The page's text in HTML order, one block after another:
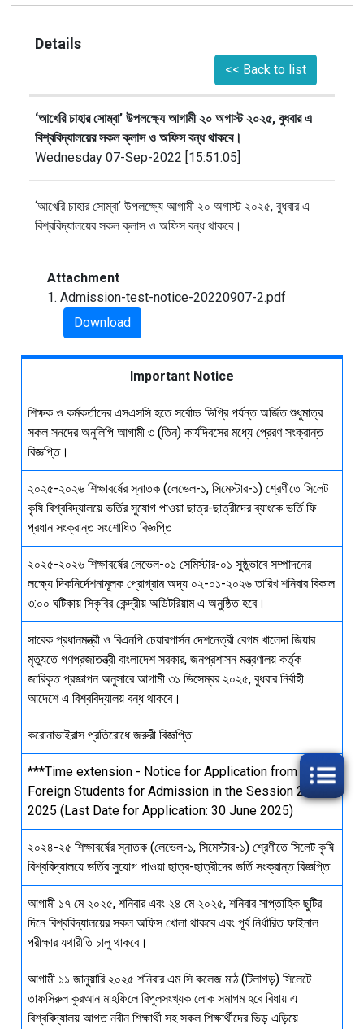
Details
<< Back to list
‘আখেরি চাহার সোম্বা’ উপলক্ষ্যে আগামী ২০ অগাস্ট ২০২৫, বুধবার এ
বিশ্ববিদ্যালয়ের সকল ক্লাস ও অফিস বন্ধ থাকবে।
Wednesday 07-Sep-2022 [15:51:05]
‘আখেরি চাহার সোম্বা’ উপলক্ষ্যে আগামী ২০ অগাস্ট ২০২৫, বুধবার এ
বিশ্ববিদ্যালয়ের সকল ক্লাস ও অফিস বন্ধ থাকবে।
Attachment
1. Admission-test-notice-20220907-2.pdf
Download
Important Notice
শিক্ষক ও কর্মকর্তাদের এসএসসি হতে সর্বোচ্চ ডিগ্রি পর্যন্ত অর্জিত শুধুমাত্র
সকল সনদের অনুলিপি আগামী ৩ (তিন) কার্যদিবসের মধ্যে প্রেরণ সংক্রান্ত
বিজ্ঞপ্তি।
২০২৫-২০২৬ শিক্ষাবর্ষের স্নাতক (লেভেল-১, সিমেস্টার-১) শ্রেণীতে সিলেট
কৃষি বিশ্ববিদ্যালয়ে ভর্তির সুযোগ পাওয়া ছাত্র-ছাত্রীদের ব্যাংকে ভর্তি ফি
প্রধান সংক্রান্ত সংশোধিত বিজ্ঞপ্তি
২০২৫-২০২৬ শিক্ষাবর্ষের লেভেল-০১ সেমিস্টার-০১ সুষ্ঠুভাবে সম্পাদনের
লক্ষ্যে দিকনির্দেশনামূলক প্রোগ্রাম অদ্য ০২-০১-২০২৬ তারিখ শনিবার বিকাল
৩:০০ ঘটিকায় সিকৃবির কেন্দ্রীয় অডিটরিয়াম এ অনুষ্ঠিত হবে।
সাবেক প্রধানমন্ত্রী ও বিএনপি চেয়ারপার্সন দেশনেত্রী বেগম খালেদা জিয়ার
মৃত্যুতে গণপ্রজাতন্ত্রী বাংলাদেশ সরকার, জনপ্রশাসন মন্ত্রণালয় কর্তৃক
জারিকৃত প্রজ্ঞাপন অনুসারে আগামী ৩১ ডিসেম্বর ২০২৫, বুধবার নির্বাহী
আদেশে এ বিশ্ববিদ্যালয় বন্ধ থাকবে।
করোনাভাইরাস প্রতিরোধে জরুরী বিজ্ঞপ্তি
***Time extension - Notice for Application from
Foreign Students for Admission in the Session 2024-
2025 (Last Date for Application: 30 June 2025)
২০২৪-২৫ শিক্ষাবর্ষের স্নাতক (লেভেল-১, সিমেস্টার-১) শ্রেণীতে সিলেট কৃষি
বিশ্ববিদ্যালয়ে ভর্তির সুযোগ পাওয়া ছাত্র-ছাত্রীদের ভর্তি সংক্রান্ত বিজ্ঞপ্তি
আগামী ১৭ মে ২০২৫, শনিবার এবং ২৪ মে ২০২৫, শনিবার সাপ্তাহিক ছুটির
দিনে বিশ্ববিদ্যালয়ের সকল অফিস খোলা থাকবে এবং পূর্ব নির্ধারিত ফাইনাল
পরীক্ষার যথারীতি চালু থাকবে।
আগামী ১১ জানুয়ারি ২০২৫ শনিবার এম সি কলেজ মাঠ (টিলাগড়) সিলেটে
তাফসিরুল কুরআন মাহফিলে বিপুলসংখ্যক লোক সমাগম হবে বিধায় এ
বিশ্ববিদ্যালয় আগত নবীন শিক্ষার্থী সহ সকল শিক্ষার্থীদের ভিড় এড়িয়ে